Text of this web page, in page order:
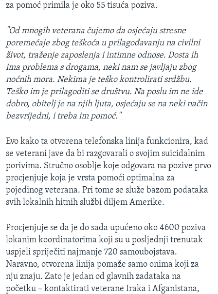
MAGAZIN
O GLASU AMERIKE
Learning English
PRATITE NAS
za pomoć primila je oko 55 tisuća poziva.
"Od mnogih veterana čujemo da osjećaju stresne
poremećaje zbog teškoća u prilagođavanju na civilni
život, traženje zaposlenja i intimne odnose. Dosta ih
ima problema s drogama, neki nam se javljaju zbog
noćnih mora. Nekima je teško kontrolirati srdžbu.
Teško im je prilagoditi se društvu. Na poslu im ne ide
dobro, obitelj je na njih ljuta, osjećaju se na neki način
bezvrijedni, i treba im pomoć."
Evo kako ta otvorena telefonska linija funkcionira, kad
se veterani jave da bi razgovarali o svojim suicidalnim
porivima. Stručno osoblje koje odgovara na pozive prvo
procjenjuje koja je vrsta pomoći optimalna za
pojedinog veterana. Pri tome se služe bazom podataka
svih lokalnih hitnih službi diljem Amerike.
Procjenjuje se da je do sada upućeno oko 4600 poziva
lokanim koordinatorima koji su u posljednji trenutak
uspjeli spriječiti najmanje 720 samoubojstava.
Naravno, otvorena linija pomaže samo onima koji za
nju znaju. Zato je jedan od glavnih zadataka na
početku – kontaktirati veterane Iraka i Afganistana,